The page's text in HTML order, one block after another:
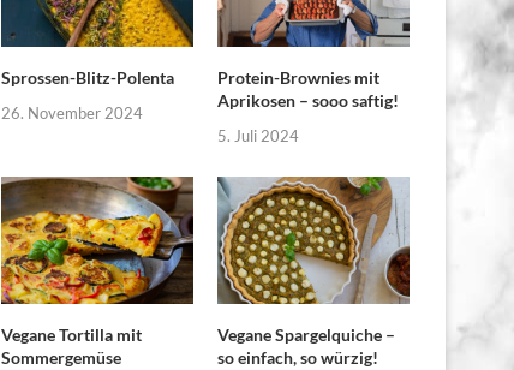
Sprossen-Blitz-Polenta
26. November 2024
Protein-Brownies mit
Aprikosen – sooo saftig!
5. Juli 2024
Vegane Tortilla mit
Sommergemüse
Vegane Spargelquiche –
so einfach, so würzig!